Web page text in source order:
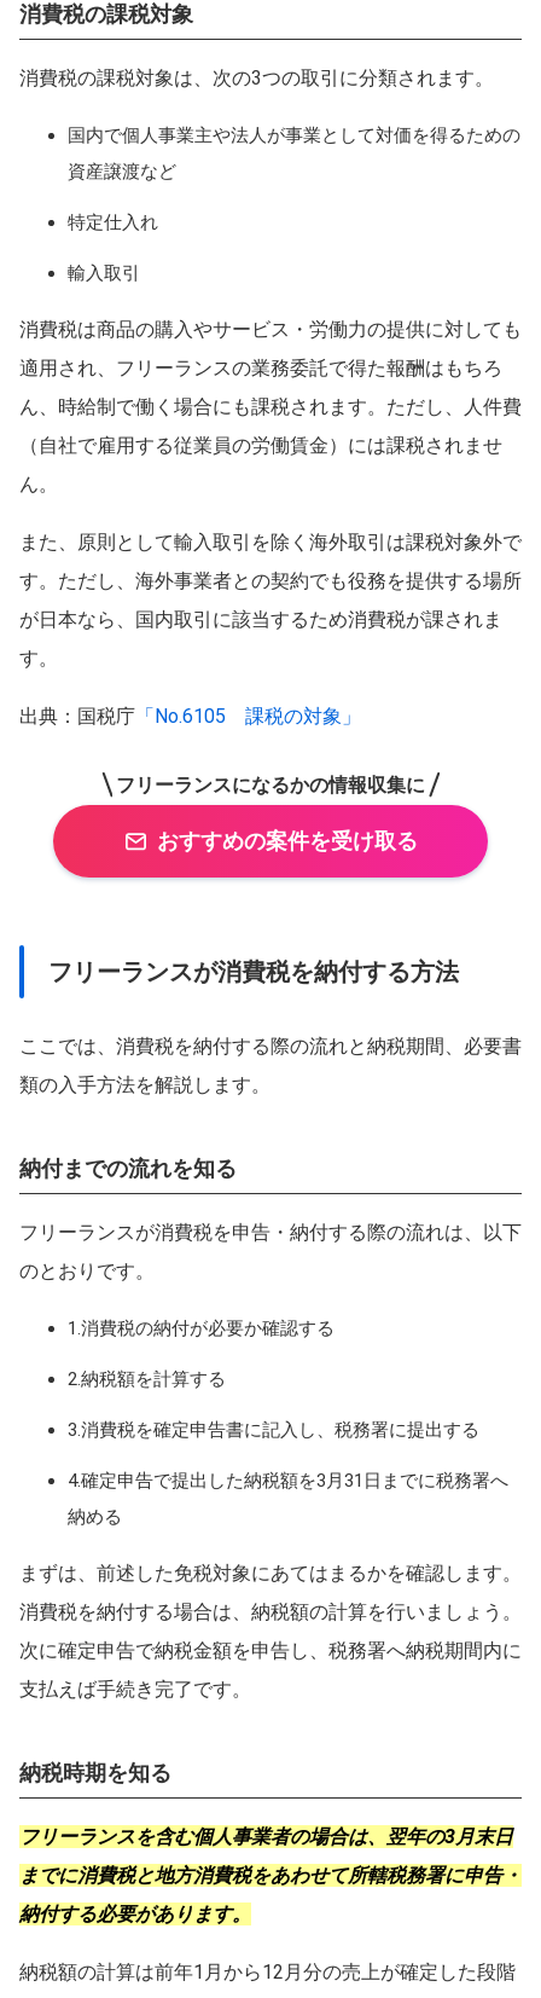
消費税の課税対象
消費税の課税対象は、次の3つの取引に分類されます。
国内で個人事業主や法人が事業として対価を得るための
資産譲渡など
特定仕入れ
輸入取引
消費税は商品の購入やサービス・労働力の提供に対しても
適用され、フリーランスの業務委託で得た報酬はもちろ
ん、時給制で働く場合にも課税されます。ただし、人件費
（自社で雇用する従業員の労働賃金）には課税されませ
ん。
また、原則として輸入取引を除く海外取引は課税対象外で
す。ただし、海外事業者との契約でも役務を提供する場所
が日本なら、国内取引に該当するため消費税が課されま
す。
出典：国税庁 「No.6105 課税の対象」
フリーランスになるかの情報収集に
おすすめの案件を受け取る
フリーランスが消費税を納付する方法
ここでは、消費税を納付する際の流れと納税期間、必要書
類の入手方法を解説します。
納付までの流れを知る
フリーランスが消費税を申告・納付する際の流れは、以下
のとおりです。
1.消費税の納付が必要か確認する
2.納税額を計算する
3.消費税を確定申告書に記入し、税務署に提出する
4.確定申告で提出した納税額を3月31日までに税務署へ
納める
まずは、前述した免税対象にあてはまるかを確認します。
消費税を納付する場合は、納税額の計算を行いましょう。
次に確定申告で納税金額を申告し、税務署へ納税期間内に
支払えば手続き完了です。
納税時期を知る
フリーランスを含む個人事業者の場合は、翌年の3月末日
までに消費税と地方消費税をあわせて所轄税務署に申告・
納付する必要があります。
納税額の計算は前年1月から12月分の売上が確定した段階